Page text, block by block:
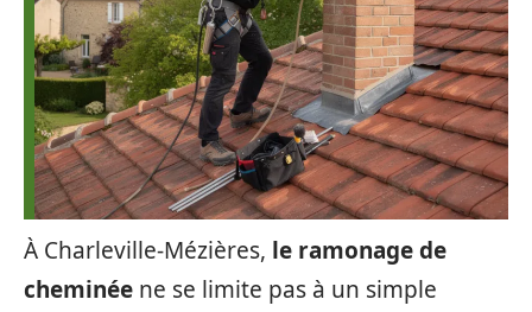
À Charleville-Mézières, le ramonage de
cheminée ne se limite pas à un simple